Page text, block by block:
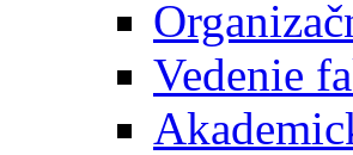
Vedenie